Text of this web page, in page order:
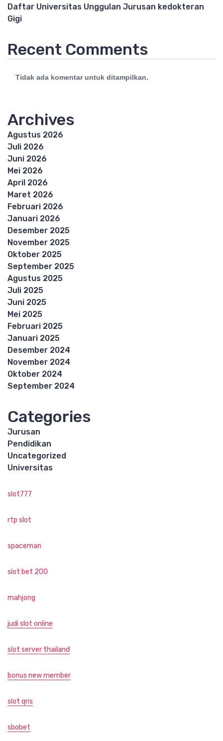
Daftar Universitas Unggulan Jurusan kedokteran
Gigi
Recent Comments
Tidak ada komentar untuk ditampilkan.
Archives
Agustus 2026
Juli 2026
Juni 2026
Mei 2026
April 2026
Maret 2026
Februari 2026
Januari 2026
Desember 2025
November 2025
Oktober 2025
September 2025
Agustus 2025
Juli 2025
Juni 2025
Mei 2025
Februari 2025
Januari 2025
Desember 2024
November 2024
Oktober 2024
September 2024
Categories
Jurusan
Pendidikan
Uncategorized
Universitas
slot777
rtp slot
spaceman
slot bet 200
mahjong
judi slot online
slot server thailand
bonus new member
slot qris
sbobet